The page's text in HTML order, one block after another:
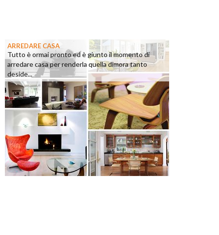
ARREDARE CASA
Tutto è ormai pronto ed è giunto il momento di
arredare casa per renderla quella dimora tanto
deside...